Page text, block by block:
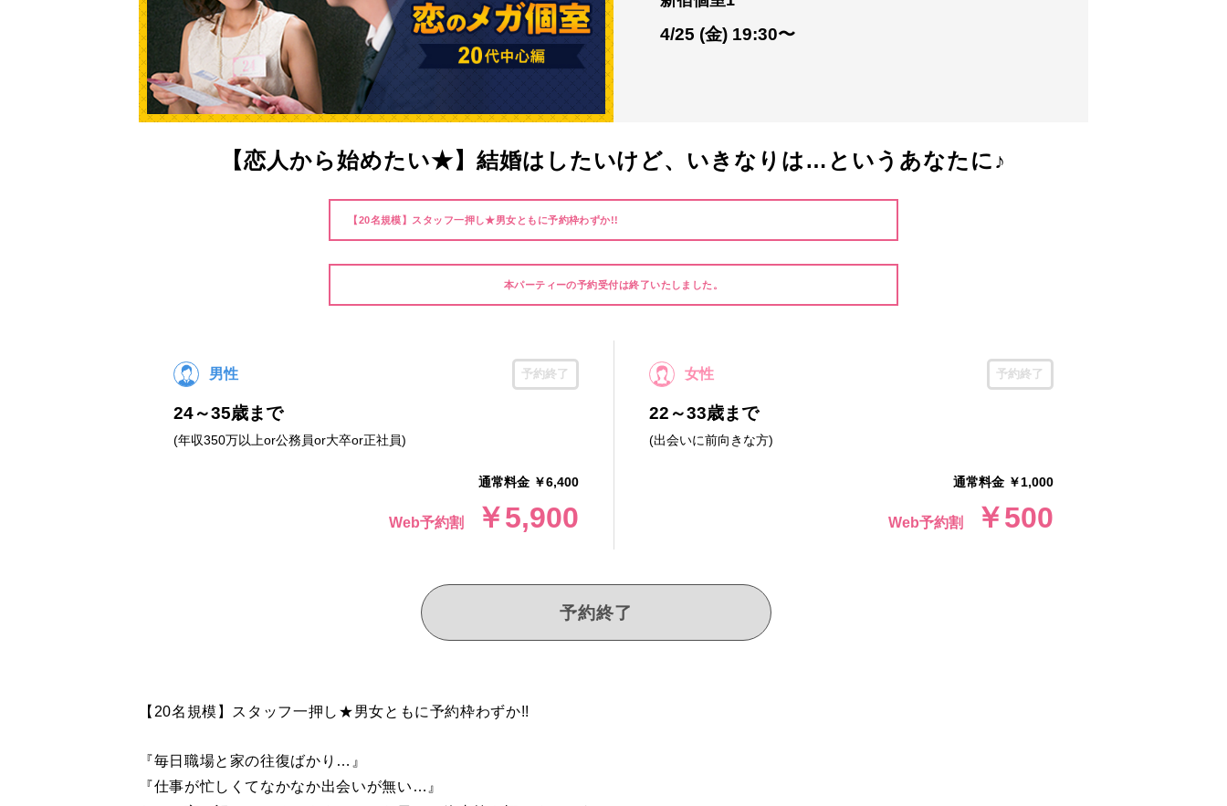
4/25 (金) 19:30〜
【恋人から始めたい★】結婚はしたいけど、いきなりは…というあなたに♪
【20名規模】スタッフ一押し★男女ともに予約枠わずか!!
本パーティーの予約受付は終了いたしました。
男性 予約終了
24～35歳まで
(年収350万以上or公務員or大卒or正社員)
通常料金 ￥6,400
Web予約割 ￥5,900
女性 予約終了
22～33歳まで
(出会いに前向きな方)
通常料金 ￥1,000
Web予約割 ￥500
予約終了
【20名規模】スタッフ一押し★男女ともに予約枠わずか!!
『毎日職場と家の往復ばかり…』
『仕事が忙しくてなかなか出会いが無い…』